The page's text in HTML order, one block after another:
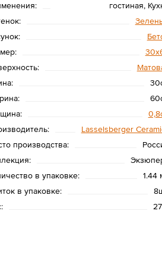
гостиная,
Lasselsberger
производства:
в упаковке:
1.44
в упаковке: